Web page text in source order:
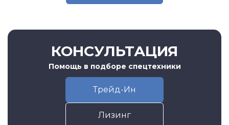
КОНСУЛЬТАЦИЯ
Помощь в подборе спецтехники
Трейд-Ин
Лизинг